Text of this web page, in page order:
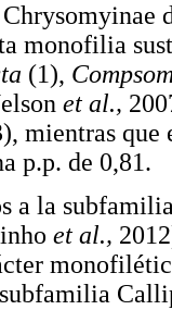
monofilia
(1),
et al.,
mientras que
p.p. de 0,81.
a la
et al.,